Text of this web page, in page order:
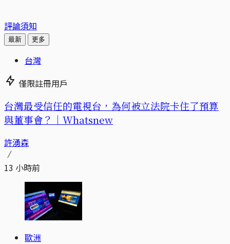
評論須知
最新 更多
台灣
僅限註冊用戶
台灣最受信任的電視台，為何被立法院卡住了預算
與董事會？｜Whatsnew
許湧森
13 小時前
歐洲